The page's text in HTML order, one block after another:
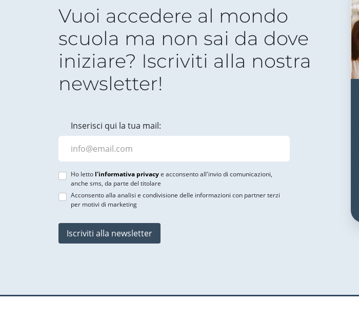
Vuoi accedere al mondo
scuola ma non sai da dove
iniziare? Iscriviti alla nostra
newsletter!
Inserisci qui la tua mail:
Ho letto l'informativa privacye acconsento all'invio di comunicazioni,
anche sms, da parte del titolare
Acconsento alla analisi e condivisione delle informazioni con partner terzi
per motivi di marketing
Iscriviti alla newsletter